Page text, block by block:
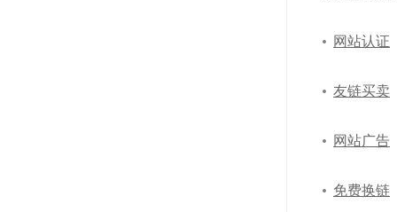
网站认证
友链买卖
网站广告
免费换链